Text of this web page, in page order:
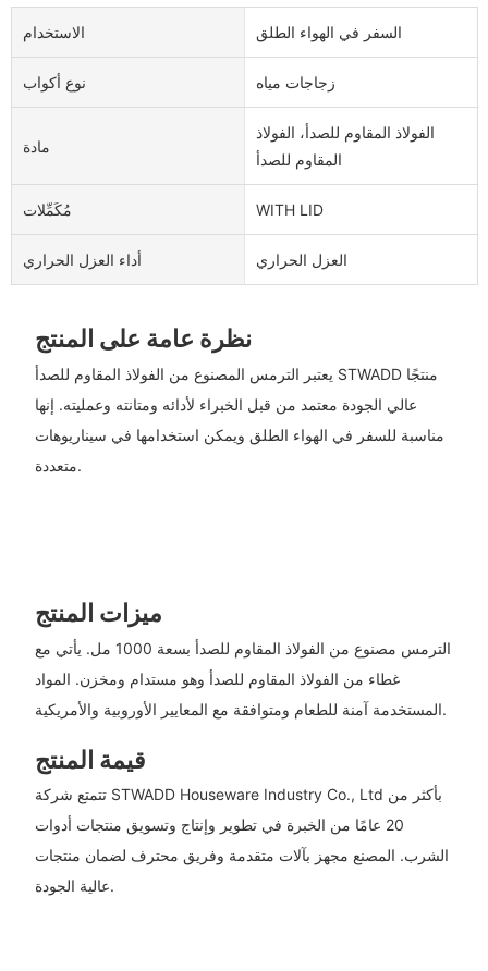
الاستخدام السفر في الهواء الطلق
نوع أكواب زجاجات مياه
مادة
الفولاذ المقاوم للصدأ، الفولاذ
المقاوم للصدأ
مُكَمِّلات WITH LID
أداء العزل الحراري العزل الحراري
نظرة عامة على المنتج
يعتبر الترمس المصنوع من الفولاذ المقاوم للصدأ STWADD منتجًا
عالي الجودة معتمد من قبل الخبراء لأدائه ومتانته وعمليته. إنها
مناسبة للسفر في الهواء الطلق ويمكن استخدامها في سيناريوهات
متعددة.
ميزات المنتج
الترمس مصنوع من الفولاذ المقاوم للصدأ بسعة 1000 مل. يأتي مع
غطاء من الفولاذ المقاوم للصدأ وهو مستدام ومخزن. المواد
المستخدمة آمنة للطعام ومتوافقة مع المعايير الأوروبية والأمريكية.
قيمة المنتج
تتمتع شركة STWADD Houseware Industry Co., Ltd بأكثر من
20 عامًا من الخبرة في تطوير وإنتاج وتسويق منتجات أدوات
الشرب. المصنع مجهز بآلات متقدمة وفريق محترف لضمان منتجات
عالية الجودة.